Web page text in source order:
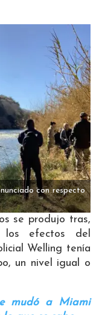
con respecto
se produjo tras,
los efectos del
Welling tenía
un nivel igual o
mudó a Miami